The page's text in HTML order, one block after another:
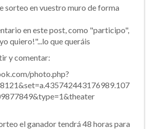
sorteo en vuestro muro de forma
en este post, como "participo",
quiero!"...lo que queráis
y comentar:
photo.php?
el ganador tendrá 48 horas para